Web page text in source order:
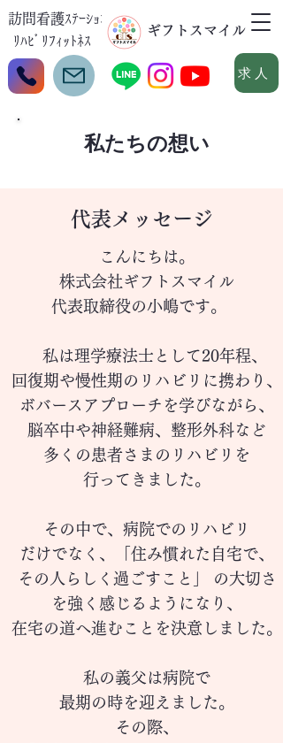
ﾘﾊﾋﾞﾘﾌｨｯﾄﾈｽ
訪問看護ｽﾃｰｼｮﾝ
​ギフトスマイル
求人
私たちの想い
​代表メッセージ
こんにちは。
株式会社ギフトスマイル
代表取締役の小嶋です。
私は理学療法士として20年程、
回復期や慢性期のリハビリに携わり、
ボバースアプローチを学びながら、
脳卒中や神経難病、 整形外科など
多くの患者さまのリハビリを
行ってきました。​
その中で、病院でのリハビリ
だけでなく、「住み慣れた自宅で、
その人らしく過ごすこと」 の大切さ
を強く感じるようになり、
在宅の道へ進むことを決意しました。
私の義父は病院で
最期の時を迎えました。
その際、